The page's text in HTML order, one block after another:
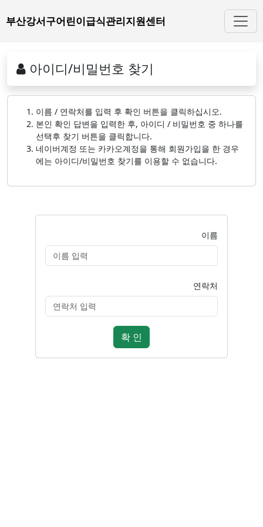
부산강서구어린이급식관리지원센터
아이디/비밀번호 찾기
이름 / 연락처를 입력 후 확인 버튼을 클릭하십시오.
본인 확인 답변을 입력한 후, 아이디 / 비밀번호 중 하나를
선택후 찾기 버튼을 클릭합니다.
네이버계정 또는 카카오계정을 통해 회원가입을 한 경우
에는 아이디/비밀번호 찾기를 이용할 수 없습니다.
이름
연락처
확 인